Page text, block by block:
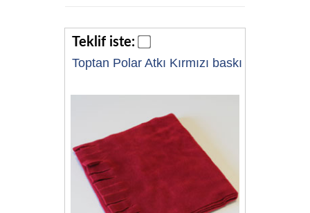
Teklif iste:
Toptan Polar Atkı Kırmızı baskı